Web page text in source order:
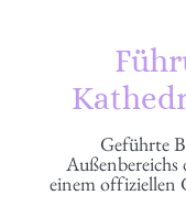
Geführte
einem offiziellen